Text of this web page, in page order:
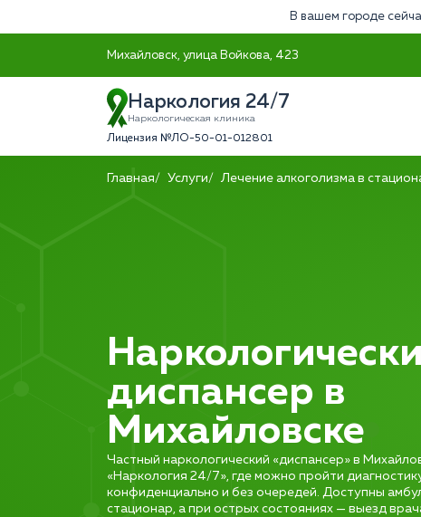
В вашем городе
Михайловск, улица Войкова, 423
Наркология 24/7
Наркологическая клиника
Лицензия №ЛО-50-01-012801
Главная Услуги Лечение алкоголизма в
диспансер в
Михайловске
Частный наркологический «диспансер» в
«Наркология 24/7», где можно пройти
конфиденциально и без очередей. Доступны
стационар, а при острых состояниях — выезд